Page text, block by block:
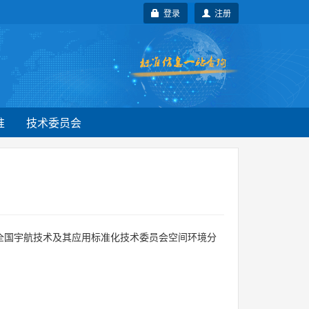
注册
登录
技术委员会
国宇航技术及其应用标准化技术委员会空间环境分